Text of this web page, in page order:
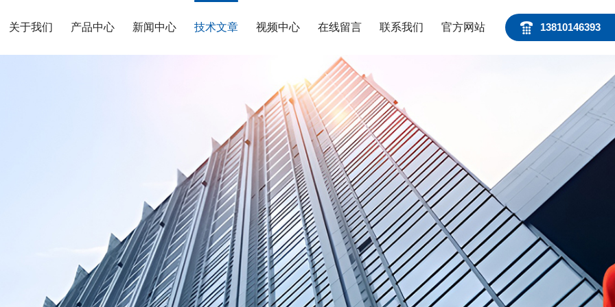
13810146393
关于我们 产品中心 新闻中心 技术文章 视频中心 在线留言 联系我们 官方网站